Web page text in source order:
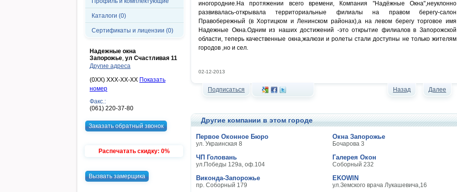
Каталоги (0)
Сертификаты и лицензии (0)
Надежные окна
Запорожье, ул Счастливая 11
Другие адреса
(0XX) XXX-XX-XX Показать
номер
Факс.:
(061) 220-37-80
Заказать обратный звонок
Распечатать скидку: 0%
Вызвать замерщика
иногородние.На протяжении всего времени, Компания "Надёжные Окна",неуклонно
развивалась-открывала территориальные филиалы на правом берегу-салон
Правобережный (в Хортицком и Ленинском районах),а на левом берегу торговое имя
Надежные Окна.Одним из наших достижений -это открытие филиалов в Запорожской
области, теперь качественные окна,жалюзи и ролеты стали доступны не только жителям
городов ,но и сел.
02-12-2013
Подписаться Назад Далее
Другие компании в этом городе
Первое Оконное Бюро
ул. Украинская 8
Окна Запорожье
Бочарова 3
ЧП Головань
ул.Победы 129а, оф.104
Галерея Окон
Соборный 232
Виконда-Запорожье
пр. Соборный 179
EKOWIN
ул.Земского врача Лукашевича,16